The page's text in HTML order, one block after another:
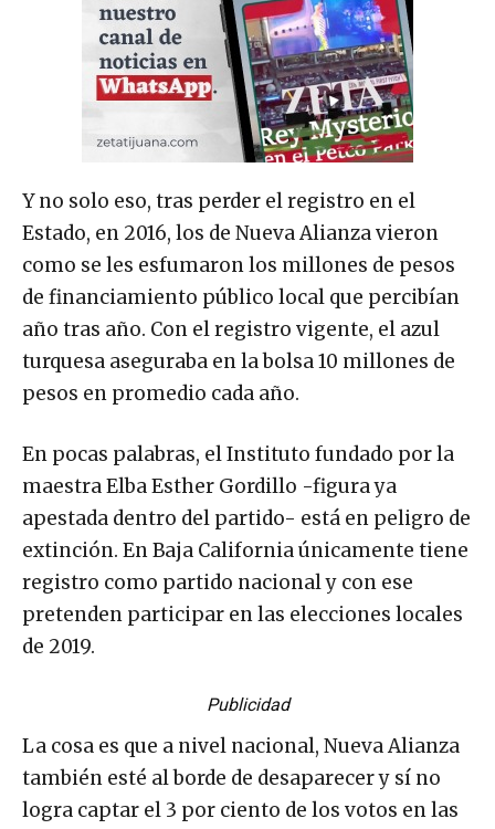
Y no solo eso, tras perder el registro en el
Estado, en 2016, los de Nueva Alianza vieron
como se les esfumaron los millones de pesos
de financiamiento público local que percibían
año tras año. Con el registro vigente, el azul
turquesa aseguraba en la bolsa 10 millones de
pesos en promedio cada año.
En pocas palabras, el Instituto fundado por la
maestra Elba Esther Gordillo -figura ya
apestada dentro del partido- está en peligro de
extinción. En Baja California únicamente tiene
registro como partido nacional y con ese
pretenden participar en las elecciones locales
de 2019.
Publicidad
La cosa es que a nivel nacional, Nueva Alianza
también esté al borde de desaparecer y sí no
logra captar el 3 por ciento de los votos en las